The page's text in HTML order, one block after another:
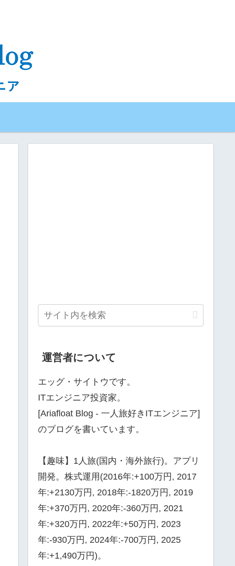
運営者について
エッグ・サイトウです。
ITエンジニア投資家。
[Ariafloat Blog ‐ 一人旅好きITエンジニア]
のブログを書いています。
【趣味】1人旅(国内・海外旅行)。アプリ
開発。株式運用(2016年:+100万円, 2017
年:+2130万円, 2018年:-1820万円, 2019
年:+370万円, 2020年:-360万円, 2021
年:+320万円, 2022年:+50万円, 2023
年:-930万円, 2024年:-700万円, 2025
年:+1,490万円)。